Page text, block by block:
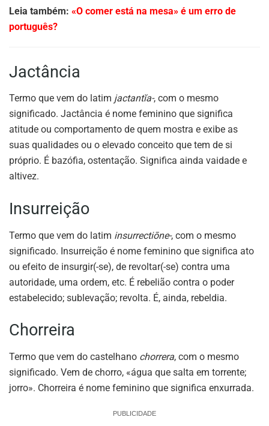
Leia também: «O comer está na mesa» é um erro de
português?
Jactância
Termo que vem do latim jactantĭa-, com o mesmo
significado. Jactância é nome feminino que significa
atitude ou comportamento de quem mostra e exibe as
suas qualidades ou o elevado conceito que tem de si
próprio. É bazófia, ostentação. Significa ainda vaidade e
altivez.
Insurreição
Termo que vem do latim insurrectiōne-, com o mesmo
significado. Insurreição é nome feminino que significa ato
ou efeito de insurgir(-se), de revoltar(-se) contra uma
autoridade, uma ordem, etc. É rebelião contra o poder
estabelecido; sublevação; revolta. É, ainda, rebeldia.
Chorreira
Termo que vem do castelhano chorrera, com o mesmo
significado. Vem de chorro, «água que salta em torrente;
jorro». Chorreira é nome feminino que significa enxurrada.
PUBLICIDADE